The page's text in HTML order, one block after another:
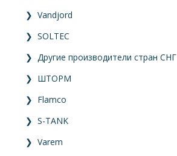
❯ Vandjord
❯ SOLTEC
❯ Другие производители стран СНГ
❯ ШТОРМ
❯ Flamco
❯ S-TANK
❯ Varem